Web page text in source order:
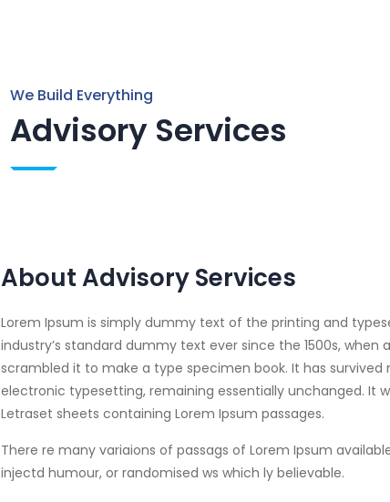
We Build Everything
Advisory Services
About Advisory Services
Lorem Ipsum is simply dummy text of the printing and
industry’s standard dummy text ever since the 1500s,
scrambled it to make a type specimen book. It has
electronic typesetting, remaining essentially unchanged. It
Letraset sheets containing Lorem Ipsum passages.
There re many variaions of passags of Lorem Ipsum
injectd humour, or randomised ws which ly believable.